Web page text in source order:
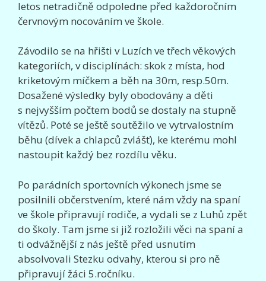
letos netradičně odpoledne před každoročním
červnovým nocováním ve škole.
Závodilo se na hřišti v Luzích ve třech věkových
kategoriích, v disciplínách: skok z místa, hod
kriketovým míčkem a běh na 30m, resp.50m.
Dosažené výsledky byly obodovány a děti
s nejvyšším počtem bodů se dostaly na stupně
vítězů. Poté se ještě soutěžilo ve vytrvalostním
běhu (dívek a chlapců zvlášť), ke kterému mohl
nastoupit každý bez rozdílu věku.
Po parádních sportovních výkonech jsme se
posilnili občerstvením, které nám vždy na spaní
ve škole připravují rodiče, a vydali se z Luhů zpět
do školy. Tam jsme si již rozložili věci na spaní a
ti odvážnější z nás ještě před usnutím
absolvovali Stezku odvahy, kterou si pro ně
připravují žáci 5.ročníku.